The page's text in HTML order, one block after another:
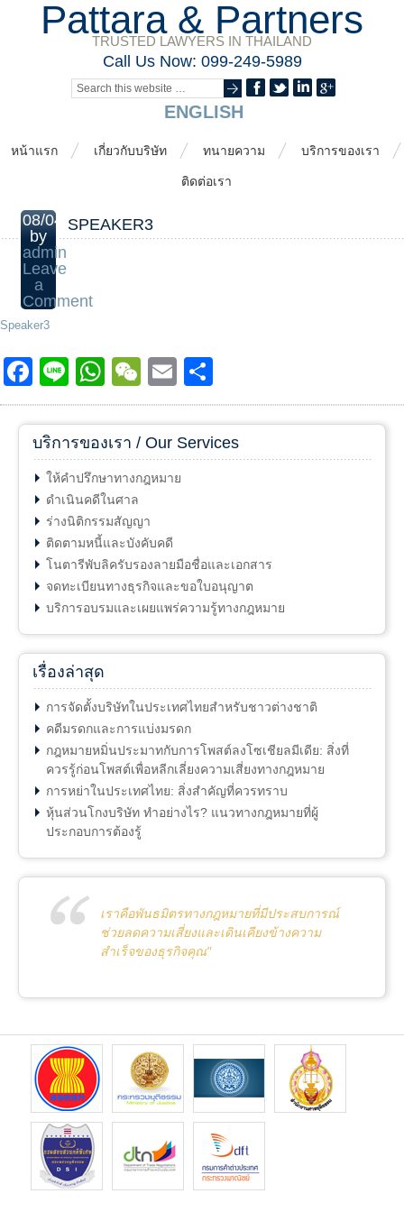
Pattara & Partners
TRUSTED LAWYERS IN THAILAND
Call Us Now: 099-249-5989
ENGLISH
หน้าแรก เกี่ยวกับบริษัท ทนายความ บริการของเรา
ติดต่อเรา
08/04/2014
by
admin
Leave
a
Comment
SPEAKER3
Speaker3
Facebook
LineWhatsApp
WeChat
Email
บริการของเรา / Our Services
ให้คำปรึกษาทางกฎหมาย
ดำเนินคดีในศาล
ร่างนิติกรรมสัญญา
ติดตามหนี้และบังคับคดี
โนตารีพับลิครับรองลายมือชื่อและเอกสาร
จดทะเบียนทางธุรกิจและขอใบอนุญาต
บริการอบรมและเผยแพร่ความรู้ทางกฎหมาย
เรื่องล่าสุด
การจัดตั้งบริษัทในประเทศไทยสำหรับชาวต่างชาติ
คดีมรดกและการแบ่งมรดก
กฎหมายหมิ่นประมาทกับการโพสต์ลงโซเชียลมีเดีย: สิ่งที่
ควรรู้ก่อนโพสต์เพื่อหลีกเลี่ยงความเสี่ยงทางกฎหมาย
การหย่าในประเทศไทย: สิ่งสำคัญที่ควรทราบ
หุ้นส่วนโกงบริษัท ทำอย่างไร? แนวทางกฎหมายที่ผู้
ประกอบการต้องรู้
เราคือพันธมิตรทางกฎหมายที่มีประสบการณ์
ช่วยลดความเสี่ยงและเดินเคียงข้างความ
สำเร็จของธุรกิจคุณ"